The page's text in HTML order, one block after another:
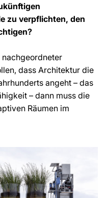
zu verpflichten, den
dass Architektur die
angeht – das
– dann muss die
Räumen im